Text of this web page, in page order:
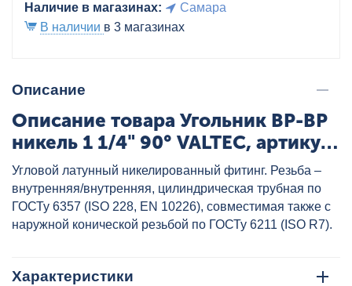
Наличие в магазинах:
Самара
В наличии в 3 магазинах
Описание
Описание товара Угольник ВР-ВР
никель 1 1/4" 90° VALTEC, артикул:
VTr.090.N.0007
Угловой латунный никелированный фитинг. Резьба –
внутренняя/внутренняя, цилиндрическая трубная по
ГОСТу 6357 (ISO 228, EN 10226), совместимая также с
наружной конической резьбой по ГОСТу 6211 (ISO R7).
Характеристики